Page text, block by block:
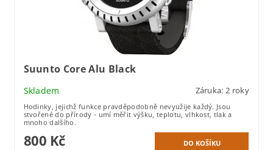
Suunto Core Alu Black
Skladem Záruka: 2 roky
Hodinky, jejichž funkce pravděpodobně nevyužije každý. Jsou
stvořené do přírody - umí měřit výšku, teplotu, vlhkost, tlak a
mnoho dalšího.
800 Kč